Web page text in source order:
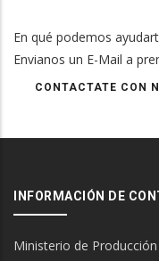
En qué podemos
Envianos un E-Mail a
CONTACTATE CON
INFORMACIÓN DE
Ministerio de Producción